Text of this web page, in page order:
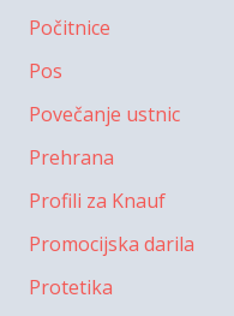
Počitnice
Pos
Povečanje ustnic
Prehrana
Profili za Knauf
Promocijska darila
Protetika